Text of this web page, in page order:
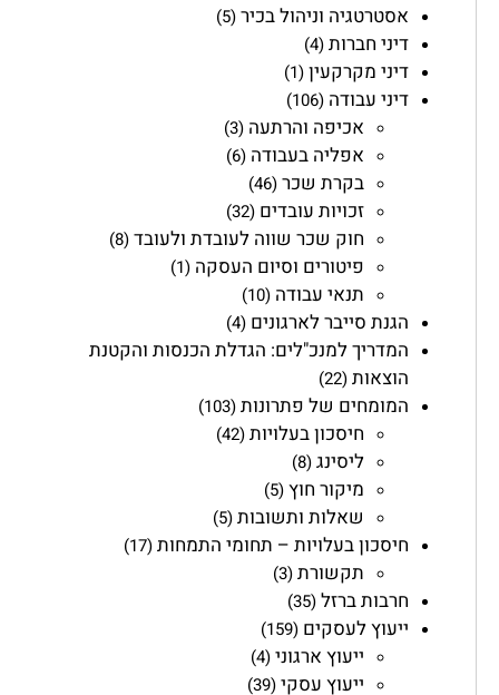
אסטרטגיה וניהול בכיר(5)
דיני חברות(4)
דיני מקרקעין(1)
דיני עבודה (106)
אכיפה והרתעה (3)
אפליה בעבודה (6)
בקרת שכר(46)
זכויות עובדים (32)
חוק שכר שווה לעובדת ולעובד(8)
פיטורים וסיום העסקה (1)
תנאי עבודה (10)
הגנת סייבר לארגונים (4)
המדריך למנכ"לים: הגדלת הכנסות והקטנת
הוצאות(22)
המומחים של פתרונות(103)
חיסכון בעלויות(42)
ליסינג(8)
מיקור חוץ(5)
שאלות ותשובות(5)
חיסכון בעלויות – תחומי התמחות(17)
תקשורת(3)
חרבות ברזל(35)
ייעוץ לעסקים (159)
ייעוץ ארגוני(4)
ייעוץ עסקי(39)